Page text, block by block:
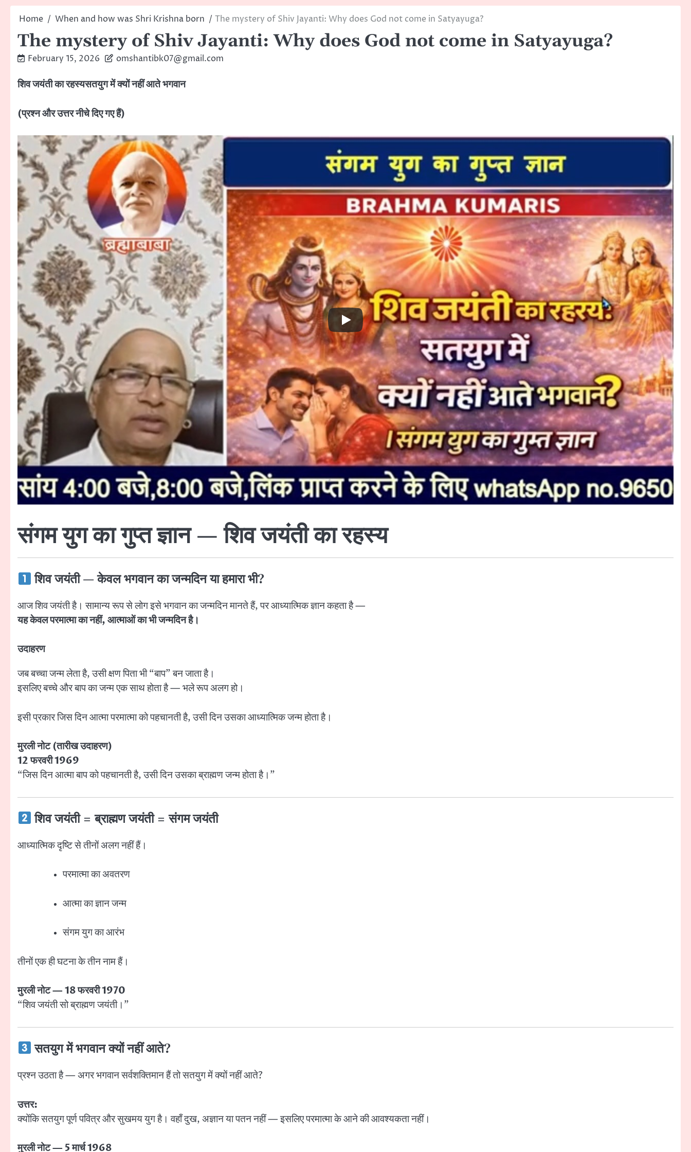
Home When and how was Shri Krishna born The mystery of Shiv Jayanti: Why does God not come in Satyayuga?
The mystery of Shiv Jayanti: Why does God not come in Satyayuga?
February 15, 2026 omshantibk07@gmail.com
शिव जयंती का रहस्यसतयुग में क्यों नहीं आते भगवान
(प्रश्न और उत्तर नीचे दिए गए हैं)
संगम युग का गुप्त ज्ञान — शिव जयंती का रहस्य
शिव जयंती — केवल भगवान का जन्मदिन या हमारा भी?
आज शिव जयंती है। सामान्य रूप से लोग इसे भगवान का जन्मदिन मानते हैं, पर आध्यात्मिक ज्ञान कहता है —
यह केवल परमात्मा का नहीं, आत्माओं का भी जन्मदिन है।
उदाहरण
जब बच्चा जन्म लेता है, उसी क्षण पिता भी “बाप” बन जाता है।
इसलिए बच्चे और बाप का जन्म एक साथ होता है — भले रूप अलग हो।
इसी प्रकार जिस दिन आत्मा परमात्मा को पहचानती है, उसी दिन उसका आध्यात्मिक जन्म होता है।
मुरली नोट (तारीख उदाहरण)
12 फरवरी 1969
“जिस दिन आत्मा बाप को पहचानती है, उसी दिन उसका ब्राह्मण जन्म होता है।”
शिव जयंती = ब्राह्मण जयंती = संगम जयंती
आध्यात्मिक दृष्टि से तीनों अलग नहीं हैं।
परमात्मा का अवतरण
आत्मा का ज्ञान जन्म
संगम युग का आरंभ
तीनों एक ही घटना के तीन नाम हैं।
मुरली नोट — 18 फरवरी 1970
“शिव जयंती सो ब्राह्मण जयंती।”
सतयुग में भगवान क्यों नहीं आते?
प्रश्न उठता है — अगर भगवान सर्वशक्तिमान हैं तो सतयुग में क्यों नहीं आते?
उत्तर:
क्योंकि सतयुग पूर्ण पवित्र और सुखमय युग है। वहाँ दुख, अज्ञान या पतन नहीं — इसलिए परमात्मा के आने की आवश्यकता नहीं।
मुरली नोट — 5 मार्च 1968